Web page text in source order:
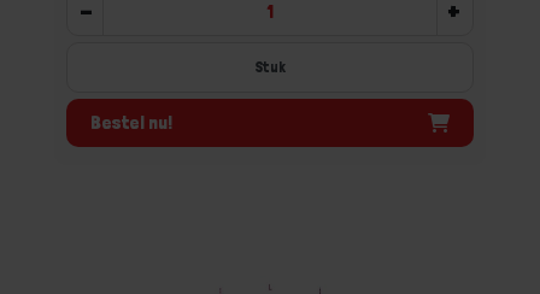
- +
Stuk
Bestel nu!